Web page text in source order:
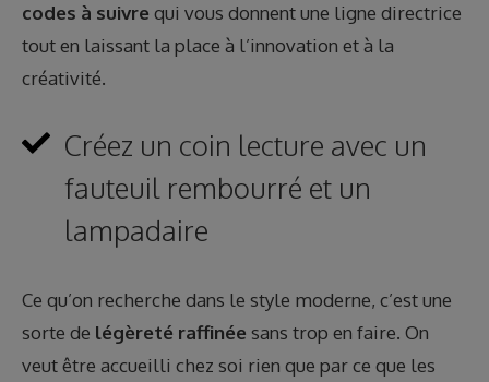
codes à suivre qui vous donnent une ligne directrice
tout en laissant la place à l’innovation et à la
créativité.
Créez un coin lecture avec un
fauteuil rembourré et un
lampadaire
Ce qu’on recherche dans le style moderne, c’est une
sorte de légèreté raffinée sans trop en faire. On
veut être accueilli chez soi rien que par ce que les